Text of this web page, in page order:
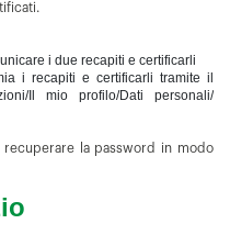
i due recapiti e certificarli
i recapiti e certificarli tramite il
Il mio profilo/Dati personali/
la password in modo